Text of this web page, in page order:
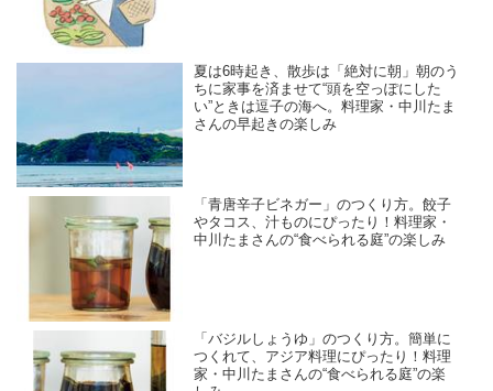
夏は6時起き、散歩は「絶対に朝」朝のう
ちに家事を済ませて“頭を空っぽにした
い”ときは逗子の海へ。料理家・中川たま
さんの早起きの楽しみ
「青唐辛子ビネガー」のつくり方。餃子
やタコス、汁ものにぴったり！料理家・
中川たまさんの“食べられる庭”の楽しみ
「バジルしょうゆ」のつくり方。簡単に
つくれて、アジア料理にぴったり！料理
家・中川たまさんの“食べられる庭”の楽